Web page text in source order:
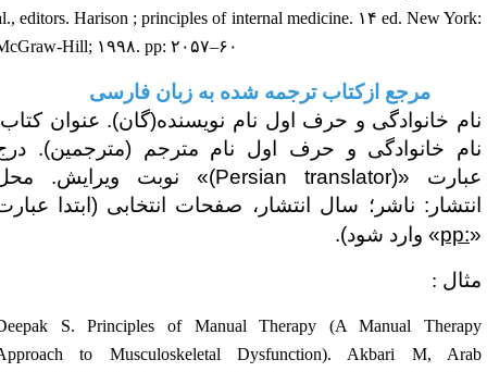
al., editors. Harison ; principles of internal medicine.۱۴ed. New
McGraw-Hill;۱۹۹۸. pp: ۲۰۵۷– ۶۰
خانوادگی و حرف اول نام نویسنده(گان). عنوان کتاب.
خانوادگی و حرف اول نام مترجم (مترجمین). درج
«
(Persian translator)» نوبت ویرایش. محل
ناشر؛ سال انتشار، صفحات انتخابی (ابتدا عبارت
pp:» وارد شود).
:
Deepak S. Principles of Manual Therapy (A Manual
Approach to Musculoskeletal Dysfunction). Akbari M,